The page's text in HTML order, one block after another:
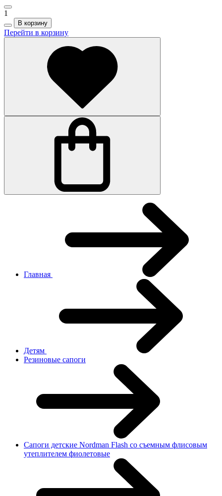
1
В корзину
Перейти в корзину
Главная
Детям
Резиновые сапоги
Сапоги детские Nordman Flash со съемным флисовым
утеплителем фиолетовые